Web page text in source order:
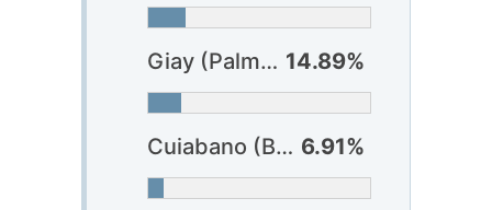
Giay (Palmeiras) 14.89%
Cuiabano (Botafogo) 6.91%